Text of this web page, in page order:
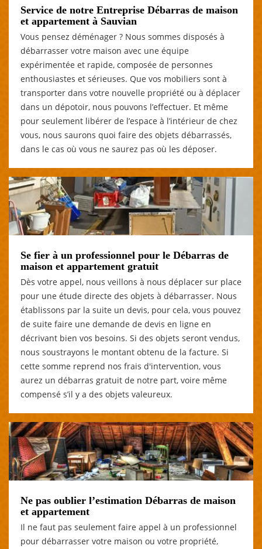
Service de notre Entreprise Débarras de maison
et appartement à Sauvian
Vous pensez déménager ? Nous sommes disposés à
débarrasser votre maison avec une équipe
expérimentée et rapide, composée de personnes
enthousiastes et sérieuses. Que vos mobiliers sont à
transporter dans votre nouvelle propriété ou à déplacer
dans un dépotoir, nous pouvons l’effectuer. Et même
pour seulement libérer de l’espace à l’intérieur de chez
vous, nous saurons quoi faire des objets débarrassés,
dans le cas où vous ne saurez pas où les déposer.
Se fier à un professionnel pour le Débarras de
maison et appartement gratuit
Dès votre appel, nous veillons à nous déplacer sur place
pour une étude directe des objets à débarrasser. Nous
établissons par la suite un devis, pour cela, vous pouvez
de suite faire une demande de devis en ligne en
décrivant bien vos besoins. Si des objets seront vendus,
nous soustrayons le montant obtenu de la facture. Si
cette somme reprend nos frais d'intervention, vous
aurez un débarras gratuit de notre part, voire même
compensé s’il y a des objets valeureux.
Ne pas oublier l’estimation Débarras de maison
et appartement
Il ne faut pas seulement faire appel à un professionnel
pour débarrasser votre maison ou votre propriété,